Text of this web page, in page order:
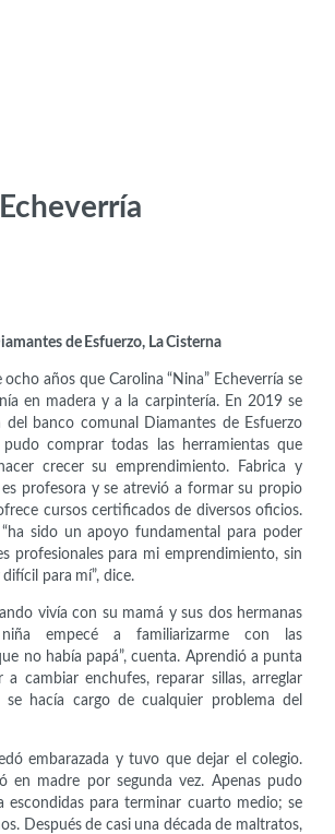
de Esfuerzo, La Cisterna
años que Carolina “Nina” Echeverría se
en madera y a la carpintería. En 2019 se
banco comunal Diamantes de Esfuerzo
comprar todas las herramientas que
crecer su emprendimiento. Fabrica y
es profesora y se atrevió a formar su propio
cursos certificados de diversos oficios.
“ha sido un apoyo fundamental para poder
profesionales para mi emprendimiento, sin
para mí”, dice.
vivía con su mamá y sus dos hermanas
niña empecé a familiarizarme con las
no había papá”, cuenta. Aprendió a punta
cambiar enchufes, reparar sillas, arreglar
se hacía cargo de cualquier problema del
embarazada y tuvo que dejar el colegio.
en madre por segunda vez. Apenas pudo
escondidas para terminar cuarto medio; se
Después de casi una década de maltratos,